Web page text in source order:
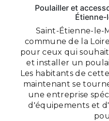
Poulailler et
Étienne-
Saint-Étienne-le-
commune de la
pour ceux qui
et installer un
Les habitants de
maintenant se
une entreprise
d'équipements et